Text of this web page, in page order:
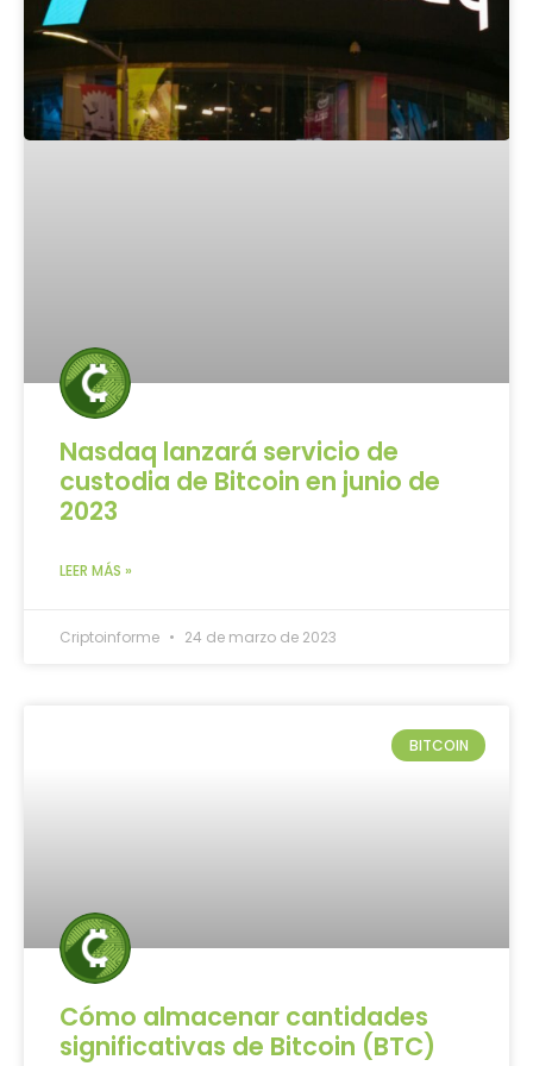
Nasdaq lanzará servicio de
custodia de Bitcoin en junio de
2023
LEER MÁS »
Criptoinforme 24 de marzo de 2023
BITCOIN
Cómo almacenar cantidades
significativas de Bitcoin (BTC)